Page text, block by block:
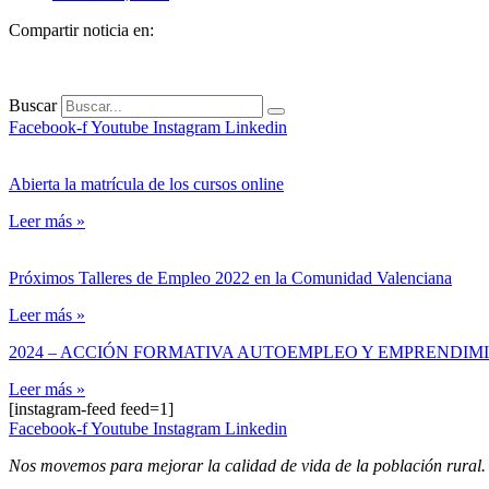
Compartir noticia en:
Buscar
Facebook-fYoutube Instagram Linkedin
Abierta la matrícula de los cursos online
Leer más »
Próximos Talleres de Empleo 2022 en la Comunidad Valenciana
Leer más »
2024 – ACCIÓN FORMATIVA AUTOEMPLEO Y
Leer más »
[instagram-feed feed=1]
Facebook-fYoutube Instagram Linkedin
Nos movemos para mejorar la calidad de vida de la población rural.